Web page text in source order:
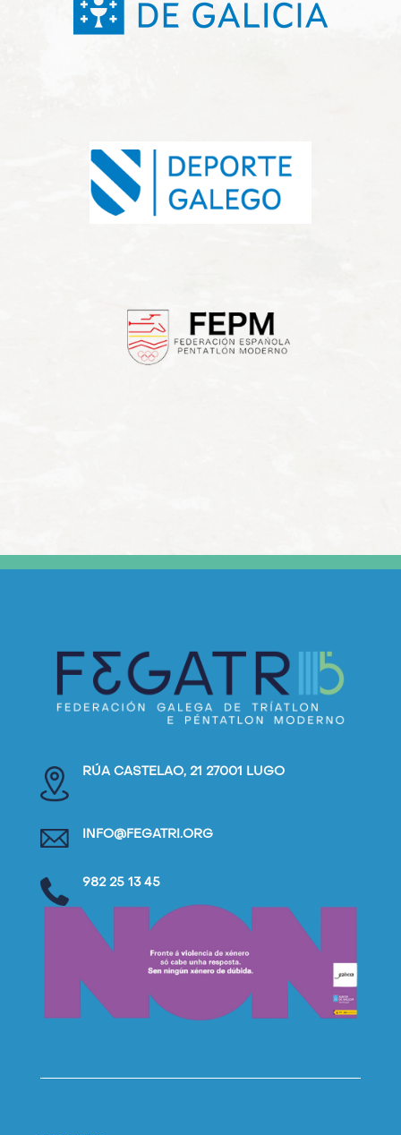
RÚA CASTELAO, 21 27001 LUGO
INFO@FEGATRI.ORG
982 25 13 45